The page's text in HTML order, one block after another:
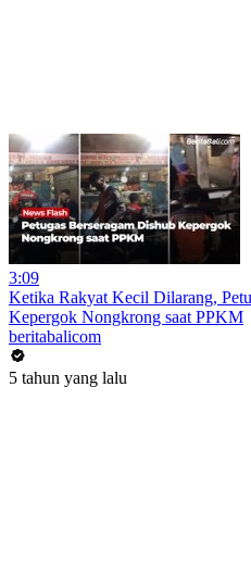
3:09
Ketika Rakyat Kecil Dilarang,
Kepergok Nongkrong saat PPKM
beritabalicom
5 tahun yang lalu